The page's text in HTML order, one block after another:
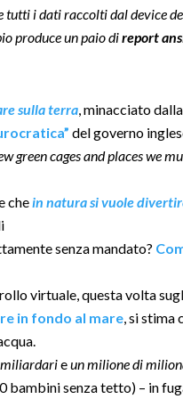
i dati raccolti dal device
produce un paio direport
sulla terra, minacciato
del governo
green cages and places we
chein natura si vuole
senza mandato?
virtuale, questa volta
in fondo al mare, si stima
miliardarieun milione di
bambini senza tetto) – in